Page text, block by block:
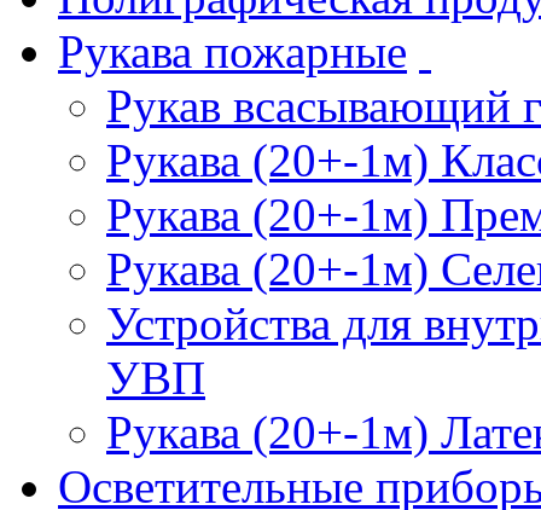
Рукава пожарные
Рукав всасывающий
Рукава (20+-1м)
Рукава (20+-1м)
Рукава (20+-1м)
Устройства для
УВП
Рукава (20+-1м)
Осветительные